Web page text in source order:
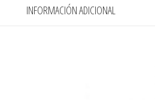
INFORMACIÓN ADICIONAL